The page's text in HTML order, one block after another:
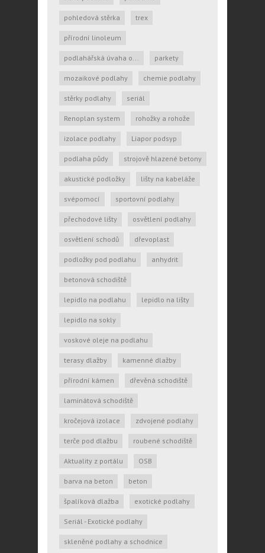
pohledová stěrka trex
přírodní linoleum
podlahářská úvaha o... parkety
mozaikové podlahy chemie podlahy
stěrky podlahy seriál
Renoplan system rohožky a rohože
izolace podlahy Liapor podsyp
podlaha půdy strojově hlazené betony
akustické podložky lišty na kabeláže
svépomocí sportovní podlahy
přechodové lišty osvětlení podlahy
osvětlení schodů dřevoplast
podložky pod podlahu anhydrit
betonová schodiště
lepidlo na podlahu lepidlo na lišty
lepidlo na sokly
voskové oleje na podlahu
terasy dlažby kamenné dlažby
přírodní kámen dřevěná schodiště
laminátová schodiště
kročejová izolace zdvojené podlahy
terče pod dlažbu roubené schodiště
Aktuality z portálu OSB
barva na beton beton
špalíková dlažba exotické podlahy
Seriál - Exotické podlahy
skleněné podlahy a schodnice